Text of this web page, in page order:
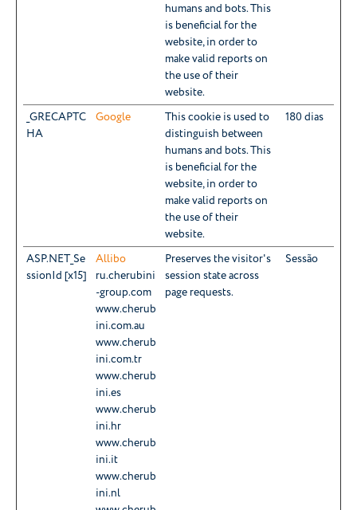
humans and bots. This
is beneficial for the
website, in order to
make valid reports on
the use of their
website.
_GRECAPTC
HA
Google
This cookie is used to
distinguish between
humans and bots. This
is beneficial for the
website, in order to
make valid reports on
the use of their
website.
180 dias
ASP.NET_Se
ssionId [x15]
Allibo
ru.cherubini
-group.com
www.cherub
ini.com.au
www.cherub
ini.com.tr
www.cherub
ini.es
www.cherub
ini.hr
www.cherub
ini.it
www.cherub
ini.nl
Preserves the visitor's
session state across
page requests.
Sessão